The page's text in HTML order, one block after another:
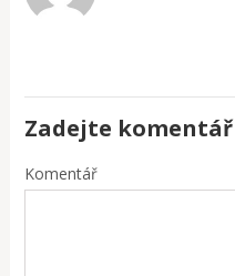
Zadejte komentář
Komentář